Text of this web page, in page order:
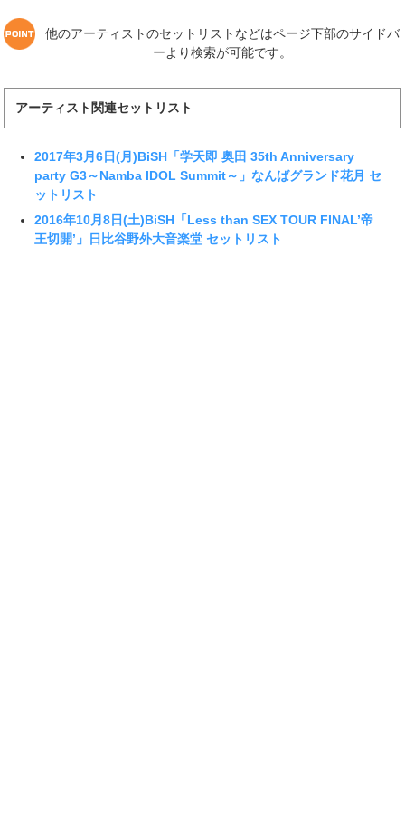
他のアーティストのセットリストなどはページ下部のサイドバ
ーより検索が可能です。
アーティスト関連セットリスト
2017年3月6日(月)BiSH「学天即 奥田 35th Anniversary
party G3～Namba IDOL Summit～」なんばグランド花月 セ
ットリスト
2016年10月8日(土)BiSH「Less than SEX TOUR FINAL’帝
王切開’」日比谷野外大音楽堂 セットリスト